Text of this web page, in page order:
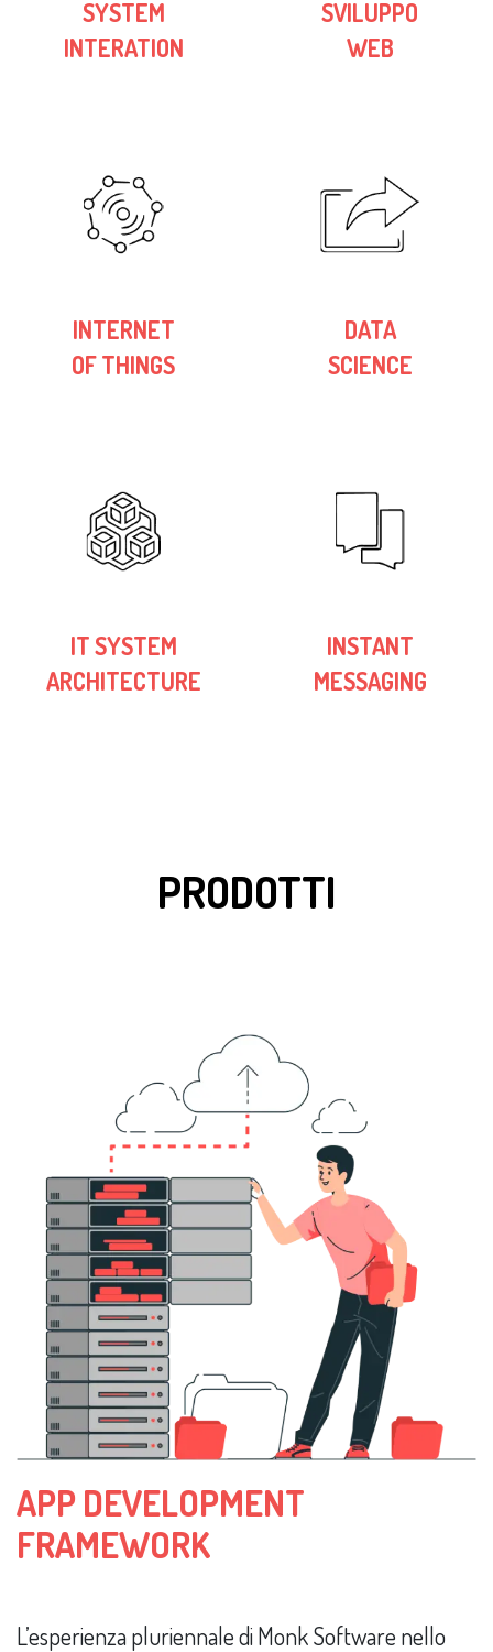
SYSTEM
INTERATION
SVILUPPO
WEB
INTERNET
OF THINGS
DATA
SCIENCE
IT SYSTEM
ARCHITECTURE
INSTANT
MESSAGING
PRODOTTI
APP DEVELOPMENT
FRAMEWORK
L’esperienza pluriennale di Monk Software nello